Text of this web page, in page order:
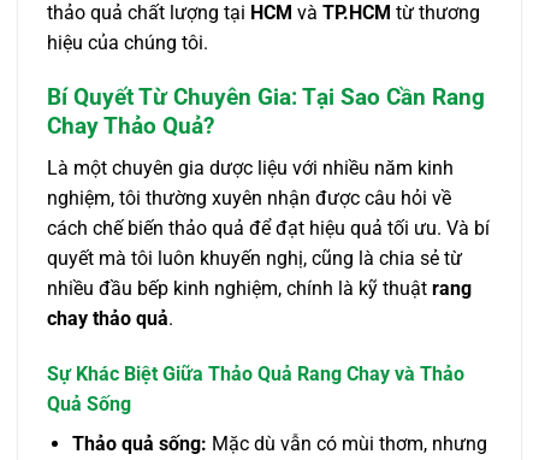
thảo quả chất lượng tại HCM và TP.HCM từ thương
hiệu của chúng tôi.
Bí Quyết Từ Chuyên Gia: Tại Sao Cần Rang
Chay Thảo Quả?
Là một chuyên gia dược liệu với nhiều năm kinh
nghiệm, tôi thường xuyên nhận được câu hỏi về
cách chế biến thảo quả để đạt hiệu quả tối ưu. Và bí
quyết mà tôi luôn khuyến nghị, cũng là chia sẻ từ
nhiều đầu bếp kinh nghiệm, chính là kỹ thuật rang
chay thảo quả.
Sự Khác Biệt Giữa Thảo Quả Rang Chay và Thảo
Quả Sống
Thảo quả sống: Mặc dù vẫn có mùi thơm, nhưng